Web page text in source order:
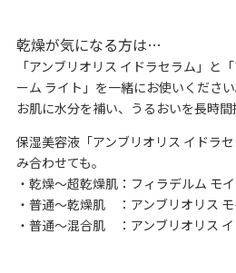
乾燥が気になる方は…
「アンブリオリス イドラセラム」と
ーム ライト」を一緒にお使いください
お肌に水分を補い、うるおいを長時間
保湿美容液「アンブリオリス イドラ
み合わせても。
・乾燥～超乾燥肌： フィラデルム モ
・普通～乾燥肌 ： アンブリオリス
・普通～混合肌 ： アンブリオリス